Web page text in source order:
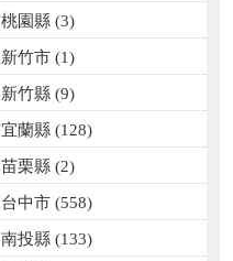
桃園縣 (3)
新竹市 (1)
新竹縣 (9)
宜蘭縣 (128)
苗栗縣 (2)
台中市 (558)
南投縣 (133)